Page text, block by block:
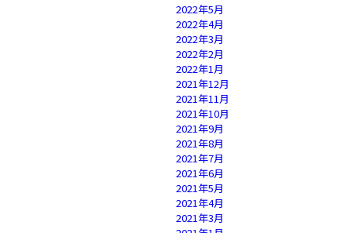
2022年5月
2022年4月
2022年3月
2022年2月
2022年1月
2021年12月
2021年11月
2021年10月
2021年9月
2021年8月
2021年7月
2021年6月
2021年5月
2021年4月
2021年3月